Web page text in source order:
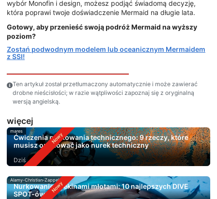
wybór Monofin i design, możesz podjąć świadomą decyzję,
która poprawi twoje doświadczenie Mermaid na długie lata.
Gotowy, aby przenieść swoją podróż Mermaid na wyższy
poziom?
Zostań podwodnym modelem lub oceanicznym Mermaidem
z SSI!
Ten artykuł został przetłumaczony automatycznie i może zawierać
drobne nieścisłości; w razie wątpliwości zapoznaj się z oryginalną
wersją angielską.
więcej
mares
Ćwiczenia nurkowania technicznego: 9 rzeczy, które
musisz opanować jako nurek techniczny
Dziś
Alamy-Christian-Zappel
Nurkowanie z rekinami młotami: 10 najlepszych DIVE
SPOT-ów